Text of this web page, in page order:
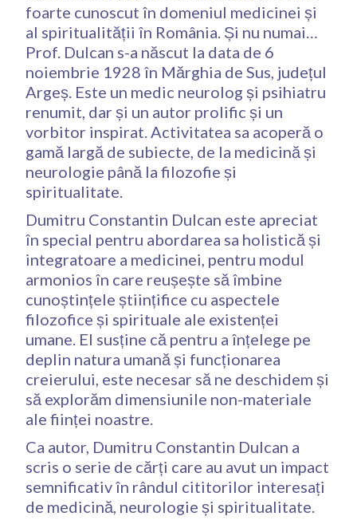
foarte cunoscut în domeniul medicinei și
al spiritualității în România. Și nu numai…
Prof. Dulcan s-a născut la data de 6
noiembrie 1928 în Mărghia de Sus, județul
Argeș. Este un medic neurolog și psihiatru
renumit, dar și un autor prolific și un
vorbitor inspirat. Activitatea sa acoperă o
gamă largă de subiecte, de la medicină și
neurologie până la filozofie și
spiritualitate.
Dumitru Constantin Dulcan este apreciat
în special pentru abordarea sa holistică și
integratoare a medicinei, pentru modul
armonios în care reușește să îmbine
cunoștințele științifice cu aspectele
filozofice și spirituale ale existenței
umane. El susține că pentru a înțelege pe
deplin natura umană și funcționarea
creierului, este necesar să ne deschidem și
să explorăm dimensiunile non-materiale
ale ființei noastre.
Ca autor, Dumitru Constantin Dulcan a
scris o serie de cărți care au avut un impact
semnificativ în rândul cititorilor interesați
de medicină, neurologie și spiritualitate.